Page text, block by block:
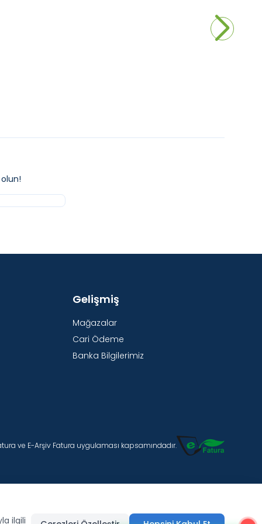
Gelişmiş
Mağazalar
Cari Ödeme
Banka Bilgilerimiz
ve E-Arşiv Fatura uygulaması kapsamındadır.
ilgili